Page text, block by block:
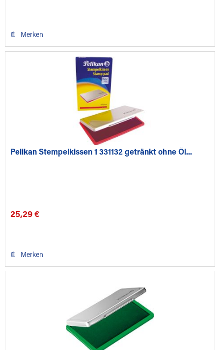
Merken
Pelikan Stempelkissen 1 331132 getränkt ohne Öl...
25,29 €
Merken